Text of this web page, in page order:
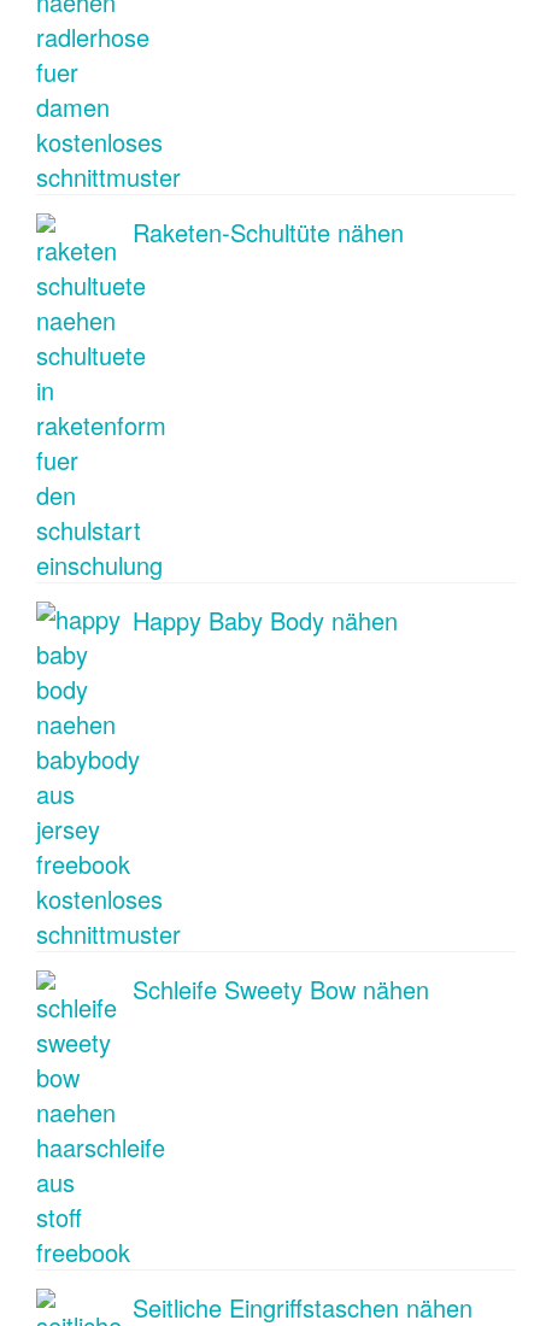
Raketen-Schultüte nähen
Happy Baby Body nähen
Schleife Sweety Bow nähen
Seitliche Eingriffstaschen nähen